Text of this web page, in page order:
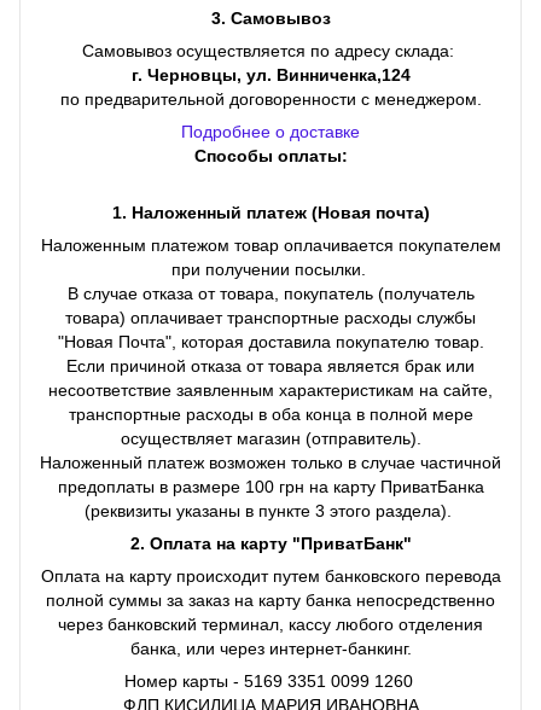
3. Самовывоз
Самовывоз осуществляется по адресу склада:
г. Черновцы, ул. Винниченка,124
по предварительной договоренности с менеджером.
Подробнее о доставке
Способы оплаты:
1. Наложенный платеж (Новая почта)
Наложенным платежом товар оплачивается покупателем
при получении посылки.
В случае отказа от товара, покупатель (получатель
товара) оплачивает транспортные расходы службы
"Новая Почта", которая доставила покупателю товар.
Если причиной отказа от товара является брак или
несоответствие заявленным характеристикам на сайте,
транспортные расходы в оба конца в полной мере
осуществляет магазин (отправитель).
Наложенный платеж возможен только в случае частичной
предоплаты в размере 100 грн на карту ПриватБанка
(реквизиты указаны в пункте 3 этого раздела).
2. Оплата на карту "ПриватБанк"
Оплата на карту происходит путем банковского перевода
полной суммы за заказ на карту банка непосредственно
через банковский терминал, кассу любого отделения
банка, или через интернет-банкинг.
Номер карты - 5169 3351 0099 1260
ФЛП КИСИЛИЦА МАРИЯ ИВАНОВНА